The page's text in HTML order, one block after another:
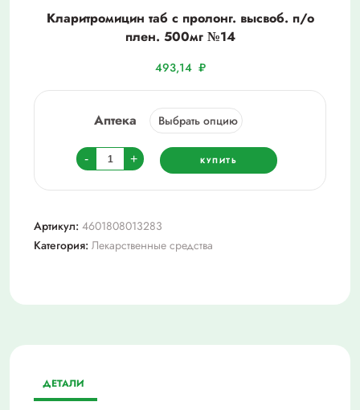
Кларитромицин таб с пролонг. высвоб. п/о
плен. 500мг №14
493,14 ₽
Аптека
-
Количество
товара
Кларитромицин
с
пролонг.
о
500мг
+ КУПИТЬ
Артикул: 4601808013283
Категория: Лекарственные средства
ДЕТАЛИ